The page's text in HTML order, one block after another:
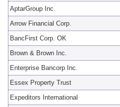
AptarGroup Inc.
Arrow Financial Corp.
BancFirst Corp. OK
Brown & Brown Inc.
Enterprise Bancorp Inc.
Essex Property Trust
Expeditors International